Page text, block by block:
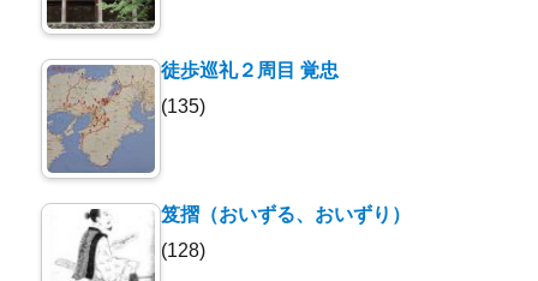
徒歩巡礼２周目 覚忠
(135)
笈摺（おいずる、おいずり）
(128)